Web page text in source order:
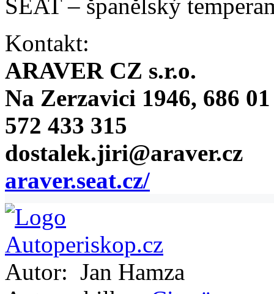
SEAT – španělský
Kontakt:
ARAVER CZ s.r.o.
Na Zerzavici 1946, 686
572 433 315
dostalek.jiri@araver.cz
araver.seat.cz/
Autor: Jan Hamza